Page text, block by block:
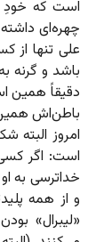
است که خودِ
چهره‌ای
علی تنها از
باشد و گرنه
دقیقاً همین
باطن‌اش همین
امروز البته
است: اگر کسی
خداترسی به
و از همه
«لیبرال»